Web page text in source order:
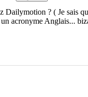
Dailymotion ? ( Je sais
un acronyme Anglais...